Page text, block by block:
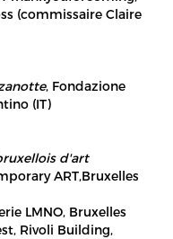
(commissaire Claire
, Fondazione
(IT)
d'art
ART,Bruxelles
LMNO, Bruxelles
Rivoli Building,